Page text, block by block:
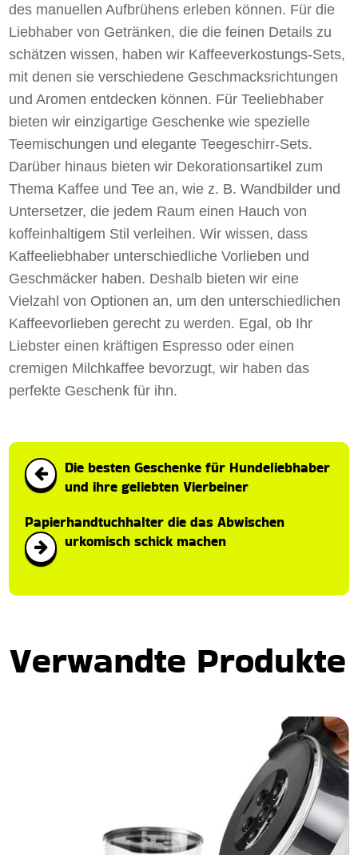
des manuellen Aufbrühens erleben können. Für die
Liebhaber von Getränken, die die feinen Details zu
schätzen wissen, haben wir Kaffeeverkostungs-Sets,
mit denen sie verschiedene Geschmacksrichtungen
und Aromen entdecken können. Für Teeliebhaber
bieten wir einzigartige Geschenke wie spezielle
Teemischungen und elegante Teegeschirr-Sets.
Darüber hinaus bieten wir Dekorationsartikel zum
Thema Kaffee und Tee an, wie z. B. Wandbilder und
Untersetzer, die jedem Raum einen Hauch von
koffeinhaltigem Stil verleihen. Wir wissen, dass
Kaffeeliebhaber unterschiedliche Vorlieben und
Geschmäcker haben. Deshalb bieten wir eine
Vielzahl von Optionen an, um den unterschiedlichen
Kaffeevorlieben gerecht zu werden. Egal, ob Ihr
Liebster einen kräftigen Espresso oder einen
cremigen Milchkaffee bevorzugt, wir haben das
perfekte Geschenk für ihn.
Die besten Geschenke für Hundeliebhaber
und ihre geliebten Vierbeiner
Papierhandtuchhalter die das Abwischen
urkomisch schick machen
Verwandte Produkte